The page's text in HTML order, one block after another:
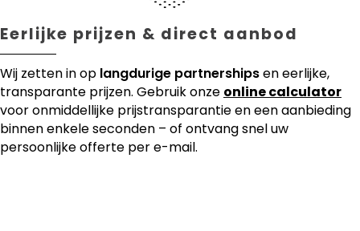
Eerlijke prijzen & direct aanbod
Wij zetten in op langdurige partnershipsen eerlijke,
transparante prijzen. Gebruik onze online calculator
voor onmiddellijke prijstransparantie en een aanbieding
binnen enkele seconden – of ontvang snel uw
persoonlijke offerte per e-mail.